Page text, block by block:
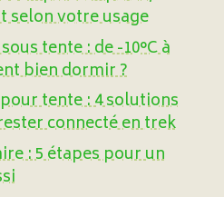
selon votre usage
tente : de -10°C à
bien dormir ?
tente : 4 solutions
connecté en trek
: 5 étapes pour un